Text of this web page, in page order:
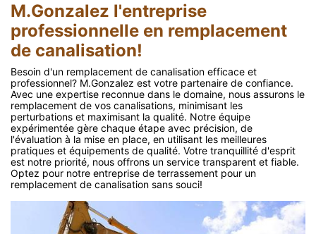
M.Gonzalez l'entreprise
professionnelle en remplacement
de canalisation!
Besoin d'un remplacement de canalisation efficace et
professionnel? M.Gonzalez est votre partenaire de confiance.
Avec une expertise reconnue dans le domaine, nous assurons le
remplacement de vos canalisations, minimisant les
perturbations et maximisant la qualité. Notre équipe
expérimentée gère chaque étape avec précision, de
l'évaluation à la mise en place, en utilisant les meilleures
pratiques et équipements de qualité. Votre tranquillité d'esprit
est notre priorité, nous offrons un service transparent et fiable.
Optez pour notre entreprise de terrassement pour un
remplacement de canalisation sans souci!